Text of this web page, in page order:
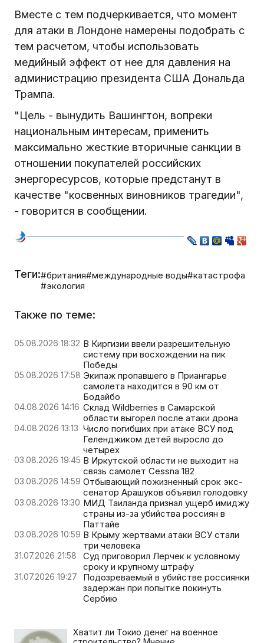
Вместе с тем подчеркивается, что момент
для атаки в Лондоне намерены подобрать с
тем расчетом, чтобы использовать
медийный эффект от нее для давления на
администрацию президента США Дональда
Трампа.
"Цель - вынудить Вашингтон, вопреки
национальным интересам, применить
максимально жесткие вторичные санкции в
отношении покупателей российских
энергоресурсов, которые предстанут в
качестве "косвенных виновников трагедии",
- говорится в сообщении.
Теги:#британия#международные воды#катастрофа
#экология
Также по теме:
05.08.2026 18:32 В Киргизии ввели разрешительную
систему при восхождении на пик
Победы
05.08.2026 17:58 Экипаж пропавшего в Приангарье
самолета находится в 90 км от
Бодайбо
04.08.2026 14:16 Склад Wildberries в Самарской
области выгорел после атаки дрона
04.08.2026 13:13 Число погибших при атаке ВСУ под
Геленджиком детей выросло до
четырех
03.08.2026 19:45 В Иркутской области не выходит на
связь самолет Cessna 182
03.08.2026 14:59 Отбывающий пожизненный срок экс-
сенатор Арашуков объявил голодовку
03.08.2026 13:30 МИД Таиланда признал ущерб имиджу
страны из-за убийства россиян в
Паттайе
03.08.2026 10:59 В Крыму жертвами атаки ВСУ стали
три человека
31.07.2026 21:58
Суд приговорил Лерчек к условному
сроку и крупному штрафу
31.07.2026 19:27
Подозреваемый в убийстве россиянки
задержан при попытке покинуть
Сербию
Хватит ли Токио денег на военное